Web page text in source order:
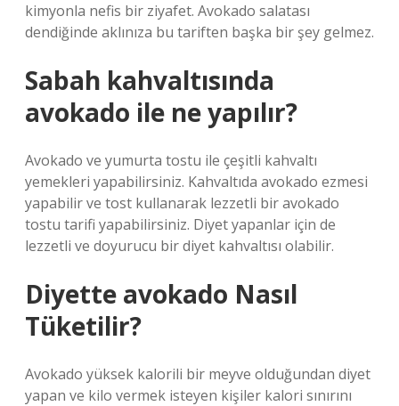
kimyonla nefis bir ziyafet. Avokado salatası
dendiğinde aklınıza bu tariften başka bir şey gelmez.
Sabah kahvaltısında
avokado ile ne yapılır?
Avokado ve yumurta tostu ile çeşitli kahvaltı
yemekleri yapabilirsiniz. Kahvaltıda avokado ezmesi
yapabilir ve tost kullanarak lezzetli bir avokado
tostu tarifi yapabilirsiniz. Diyet yapanlar için de
lezzetli ve doyurucu bir diyet kahvaltısı olabilir.
Diyette avokado Nasıl
Tüketilir?
Avokado yüksek kalorili bir meyve olduğundan diyet
yapan ve kilo vermek isteyen kişiler kalori sınırını